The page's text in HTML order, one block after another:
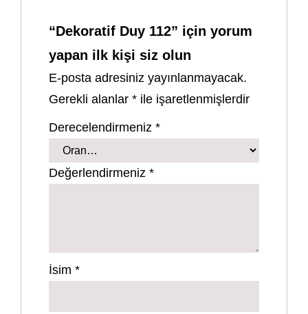
“Dekoratif Duy 112” için yorum
yapan ilk kişi siz olun
E-posta adresiniz yayınlanmayacak.
Gerekli alanlar* ile işaretlenmişlerdir
Derecelendirmeniz*
Değerlendirmeniz*
İsim*